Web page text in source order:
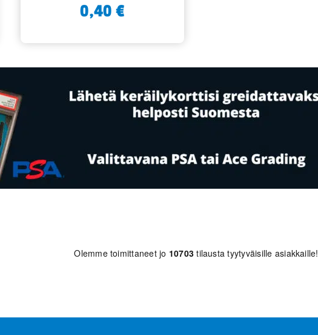
0,40 €
Olemme toimittaneet jo 10703 tilausta tyytyväisille asiakkaille!